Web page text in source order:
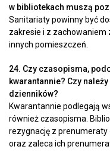
w bibliotekach muszą
Sanitariaty powinny być
zakresie i z zachowaniem
innych pomieszczeń.
24. Czy czasopisma,
kwarantannie? Czy
dzienników?
Kwarantannie podlegają
również czasopisma.
rezygnację z
oraz zaleca ich